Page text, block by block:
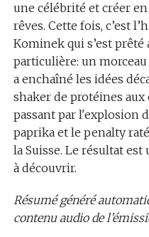
une célébrité et créer
rêves. Cette fois, c’est
Kominek qui s’est prêté
particulière: un morceau
a enchaîné les idées
shaker de protéines aux
passant par l'explosion
paprika et le penalty
la Suisse. Le résultat
à découvrir.
Résumé généré
contenu audio de